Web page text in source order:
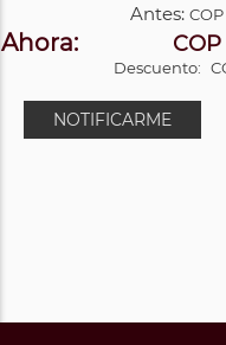
Antes: COP
Ahora: COP
Descuento:
NOTIFICARME